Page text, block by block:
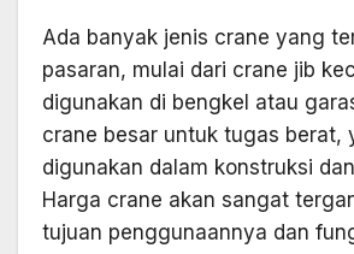
Ada banyak jenis crane yang
pasaran, mulai dari crane jib
digunakan di bengkel atau
crane besar untuk tugas berat,
digunakan dalam konstruksi
Harga crane akan sangat
tujuan penggunaannya dan